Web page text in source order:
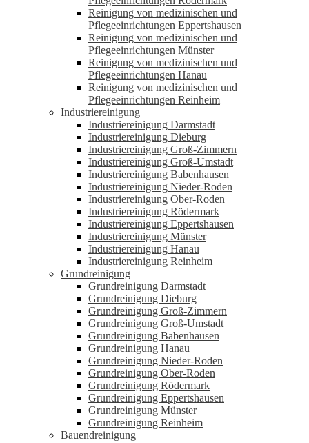
Reinigung von medizinischen und
Pflegeeinrichtungen Eppertshausen
Reinigung von medizinischen und
Pflegeeinrichtungen Münster
Reinigung von medizinischen und
Pflegeeinrichtungen Hanau
Reinigung von medizinischen und
Pflegeeinrichtungen Reinheim
Industriereinigung
Industriereinigung Darmstadt
Industriereinigung Dieburg
Industriereinigung Groß-Zimmern
Industriereinigung Groß-Umstadt
Industriereinigung Babenhausen
Industriereinigung Nieder-Roden
Industriereinigung Ober-Roden
Industriereinigung Rödermark
Industriereinigung Eppertshausen
Industriereinigung Münster
Industriereinigung Hanau
Industriereinigung Reinheim
Grundreinigung
Grundreinigung Darmstadt
Grundreinigung Dieburg
Grundreinigung Groß-Zimmern
Grundreinigung Groß-Umstadt
Grundreinigung Babenhausen
Grundreinigung Hanau
Grundreinigung Nieder-Roden
Grundreinigung Ober-Roden
Grundreinigung Rödermark
Grundreinigung Eppertshausen
Grundreinigung Münster
Grundreinigung Reinheim
Bauendreinigung